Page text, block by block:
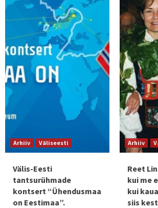
Arhiiv Väliseesti
Välis-Eesti
tantsurühmade
kontsert “Ühendusmaa
on Eestimaa”.
Arhiiv
Reet
kui me
kui
siis